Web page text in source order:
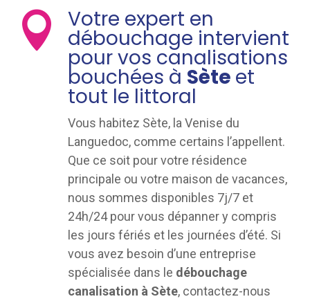
 Votre expert en
débouchage intervient
pour vos canalisations
bouchées à Sète et
tout le littoral
Vous habitez Sète, la Venise du
Languedoc, comme certains l’appellent.
Que ce soit pour votre résidence
principale ou votre maison de vacances,
nous sommes disponibles 7j/7 et
24h/24 pour vous dépanner y compris
les jours fériés et les journées d’été. Si
vous avez besoin d’une entreprise
spécialisée dans le débouchage
canalisation à Sète, contactez-nous